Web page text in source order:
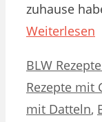
zuhause
Weiterlesen
Kategorien
BLW
Rezepte mit
mit Datteln,